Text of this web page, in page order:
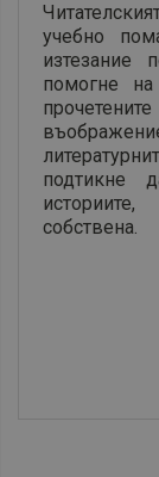
учебно
изтезание
помогне
подтикне
собствена.